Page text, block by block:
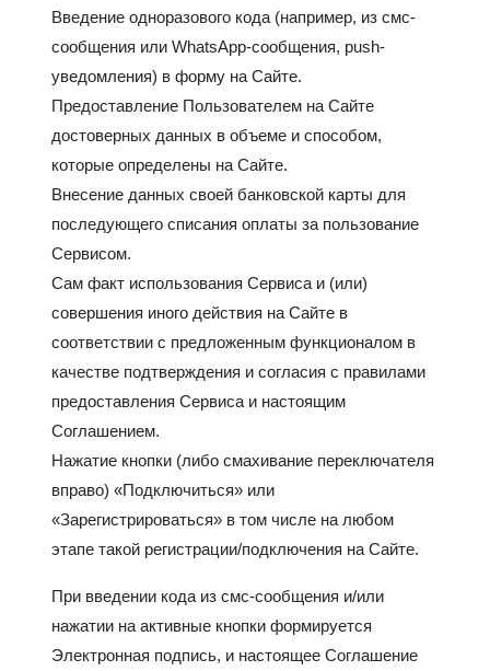
Введение одноразового кода (например, из смс-
сообщения или WhatsApp-сообщения, push-
уведомления) в форму на Сайте.
Предоставление Пользователем на Сайте
достоверных данных в объеме и способом,
которые определены на Сайте.
Внесение данных своей банковской карты для
последующего списания оплаты за пользование
Сервисом.
Сам факт использования Сервиса и (или)
совершения иного действия на Сайте в
соответствии с предложенным функционалом в
качестве подтверждения и согласия с правилами
предоставления Сервиса и настоящим
Соглашением.
Нажатие кнопки (либо смахивание переключателя
вправо) «Подключиться» или
«Зарегистрироваться» в том числе на любом
этапе такой регистрации/подключения на Сайте.
При введении кода из смс-сообщения и/или
нажатии на активные кнопки формируется
Электронная подпись, и настоящее Соглашение